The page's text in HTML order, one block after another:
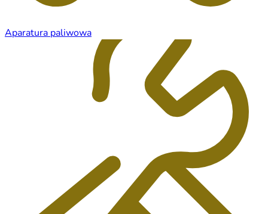
Aparatura paliwowa